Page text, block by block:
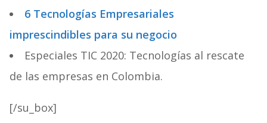
6 Tecnologías Empresariales
imprescindibles para su negocio
Especiales TIC 2020: Tecnologías al rescate
de las empresas en Colombia.
[/su_box]